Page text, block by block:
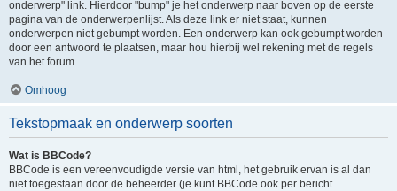
onderwerp" link. Hierdoor "bump" je het onderwerp naar boven op de eerste
pagina van de onderwerpenlijst. Als deze link er niet staat, kunnen
onderwerpen niet gebumpt worden. Een onderwerp kan ook gebumpt worden
door een antwoord te plaatsen, maar hou hierbij wel rekening met de regels
van het forum.
Omhoog
Tekstopmaak en onderwerp soorten
Wat is BBCode?
BBCode is een vereenvoudigde versie van html, het gebruik ervan is al dan
niet toegestaan door de beheerder (je kunt BBCode ook per bericht